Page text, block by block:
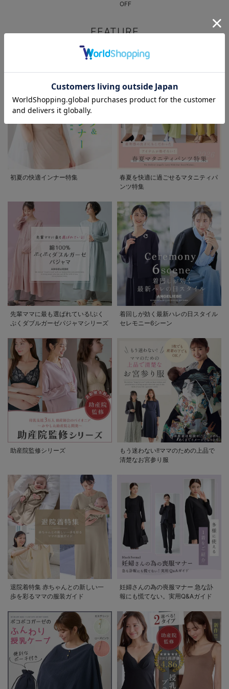
お気に入り商品を確認する
OFF
FEATURE
マタニティウェア/授乳服/
マタニティ用品に関する特集
初夏の快適インナー特集
春夏を快適に過ごせるマタニティパ
ンツ特集
先輩ママに最も選ばれている!ぷく
ぷくダブルガーゼパジャマシリーズ
着回しが効く最新ハレの日スタイル
セレモニー6シーン
助産院監修シリーズ
もう迷わない!!ママのための上品で
清楚なお宮参り服
退院着特集 赤ちゃんとの新しい一
歩を彩るママの服装ガイド
妊婦さんの為の喪服マナー 急な訃
報にも慌てない。実用Q&Aガイド